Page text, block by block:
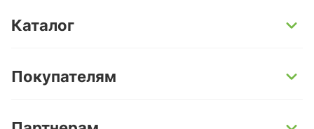
Каталог
Кварц-винил и LVT-плитка
Покупателям